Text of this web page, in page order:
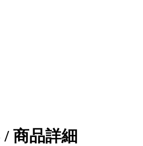
商品詳細